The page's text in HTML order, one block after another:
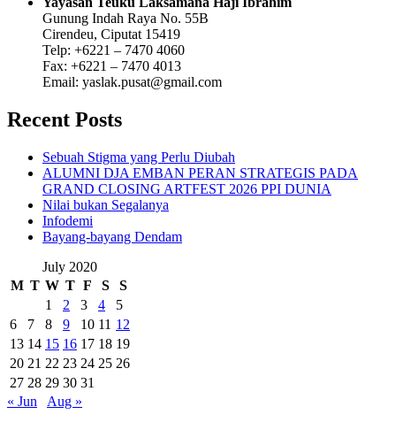
Gunung Indah Raya No. 55B
Cirendeu, Ciputat 15419
Telp: +6221 – 7470 4060
Fax: +6221 – 7470 4013
Email: yaslak.pusat@gmail.com
Recent Posts
Sebuah Stigma yang Perlu Diubah
ALUMNI DJA EMBAN PERAN STRATEGIS PADA
GRAND CLOSING ARTFEST 2026 PPI DUNIA
Nilai bukan Segalanya
Infodemi
Bayang-bayang Dendam
July 2020
M T W T F S
S
1
2 3 4
5
6
7 8 9 10 11 12
13 14 15 16 17 18 19
20 21 22 23 24 25 26
27 28 29 30 31
« Jun
Aug »